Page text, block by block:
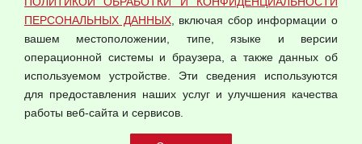
© 2026 ООО "Феникс"
Оферта оптовой купли-продажи
Публичная оферта
ПЕРСОНАЛЬНЫХ ДАННЫХ, включая сбор информации о
вашем местоположении, типе, языке и версии
операционной системы и браузера, а также данных об
используемом устройстве. Эти сведения используются
для предоставления наших услуг и улучшения качества
работы веб-сайта и сервисов.